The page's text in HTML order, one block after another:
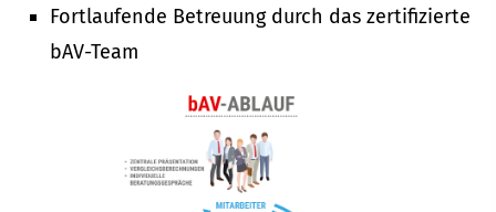
Fortlaufende Betreuung durch das zertifizierte
bAV-Team